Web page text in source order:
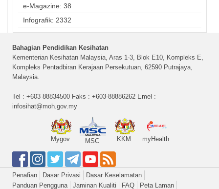
e-Magazine: 38
Infografik: 2332
Bahagian Pendidikan Kesihatan
Kementerian Kesihatan Malaysia, Aras 1-3, Blok E10, Kompleks E,
Kompleks Pentadbiran Kerajaan Persekutuan, 62590 Putrajaya,
Malaysia.
Tel : +603 88834500 Faks : +603-88886262 Emel :
infosihat@moh.gov.my
Mygov MSC KKM myHealth
Penafian Dasar Privasi
Dasar Keselamatan
Panduan Pengguna
Jaminan Kualiti FAQ Peta Laman